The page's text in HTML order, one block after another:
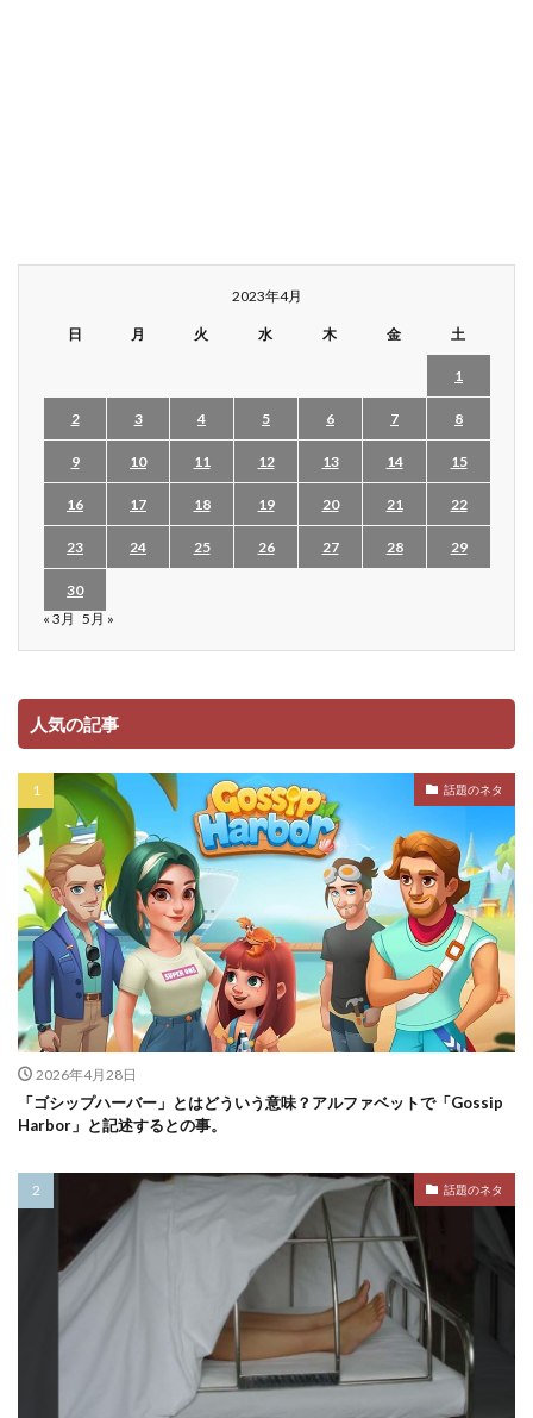
2023年4月
日 月 火 水 木 金 土
1
2 3 4 5 6 7 8
9 10 11 12 13 14 15
16 17 18 19 20 21 22
23 24 25 26 27 28 29
30
« 3月 5月 »
人気の記事
話題のネタ
2026年4月28日
「ゴシップハーバー」とはどういう意味？アルファベットで「Gossip
Harbor」と記述するとの事。
話題のネタ